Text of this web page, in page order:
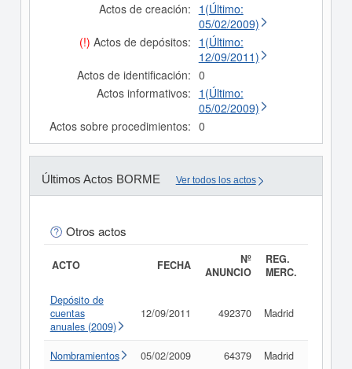
Actos de creación: 1(Último:
05/02/2009)
(!) Actos de depósitos: 1(Último:
12/09/2011)
Actos de identificación: 0
Actos informativos: 1(Último:
05/02/2009)
Actos sobre procedimientos: 0
Últimos Actos BORME Ver todos los actos
Otros actos
ACTO FECHA
Nº
ANUNCIO
REG.
MERC.
Depósito de
cuentas
anuales (2009)
12/09/2011 492370 Madrid
Nombramientos 05/02/2009 64379 Madrid